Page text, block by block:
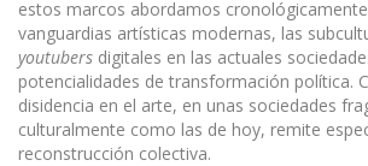
estos marcos abordamos
vanguardias artísticas modernas, las
youtubers digitales en las actuales
potencialidades de transformación política.
disidencia en el arte, en unas sociedades
culturalmente como las de hoy, remite
reconstrucción colectiva.